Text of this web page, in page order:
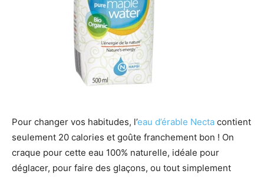
Pour changer vos habitudes, l’eau d’érable Necta contient
seulement 20 calories et goûte franchement bon ! On
craque pour cette eau 100% naturelle, idéale pour
déglacer, pour faire des glaçons, ou tout simplement